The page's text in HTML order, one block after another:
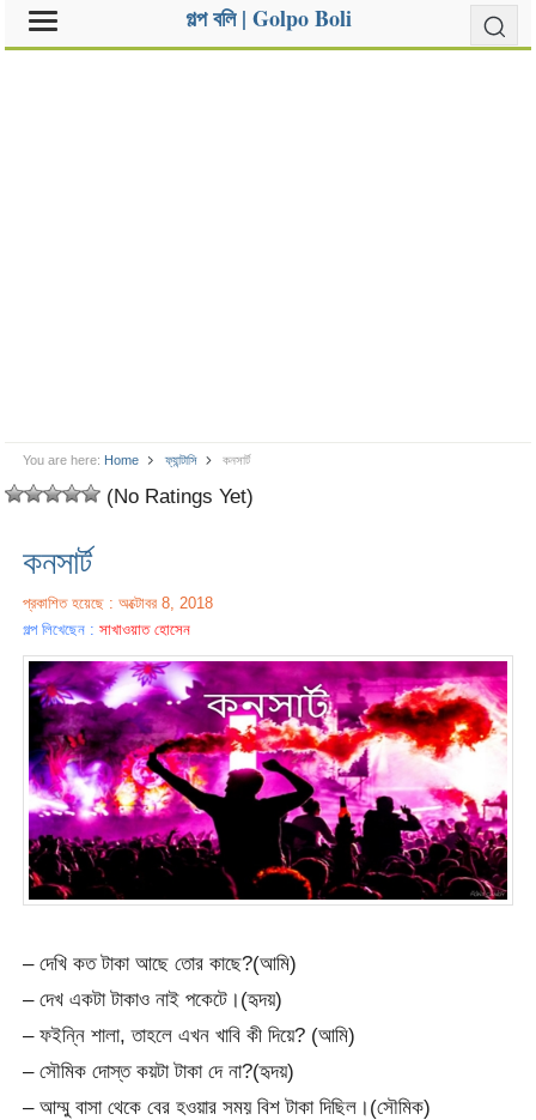
গল্প বলি | Golpo Boli
You are here: Home ফ্যান্টাসি কনসার্ট
(No Ratings Yet)
কনসার্ট
প্রকাশিত হয়েছে : অক্টোবর 8, 2018
গল্প লিখেছেন :সাখাওয়াত হোসেন
– দেখি কত টাকা আছে তোর কাছে?(আমি)
– দেখ একটা টাকাও নাই পকেটে।(হৃদয়)
– ফইন্নি শালা, তাহলে এখন খাবি কী দিয়ে? (আমি)
– সৌমিক দোস্ত কয়টা টাকা দে না?(হৃদয়)
– আম্মু বাসা থেকে বের হওয়ার সময় বিশ টাকা দিছিল।(সৌমিক)